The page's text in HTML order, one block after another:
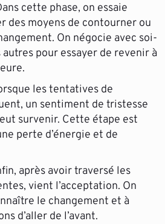
cette phase, on essaie
des moyens de contourner ou
On négocie avec soi-
pour essayer de revenir à
les tentatives de
un sentiment de tristesse
survenir. Cette étape est
perte d’énergie et de
après avoir traversé les
vient l’acceptation. On
le changement et à
d’aller de l’avant.